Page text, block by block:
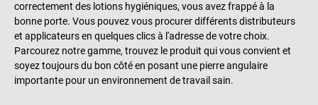
correctement des lotions hygiéniques, vous avez frappé à la
bonne porte. Vous pouvez vous procurer différents distributeurs
et applicateurs en quelques clics à l'adresse de votre choix.
Parcourez notre gamme, trouvez le produit qui vous convient et
soyez toujours du bon côté en posant une pierre angulaire
importante pour un environnement de travail sain.